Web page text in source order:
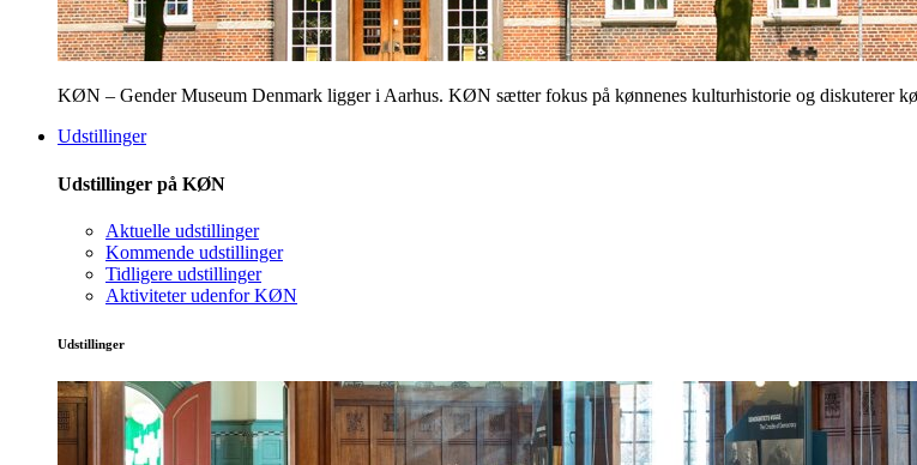
KØN – Gender Museum Denmark ligger i Aarhus. KØN sætter fokus på kønnenes kulturhistorie og diskuterer
Udstillinger
Udstillinger på KØN
Aktuelle udstillinger
Kommende udstillinger
Tidligere udstillinger
Aktiviteter udenfor KØN
Udstillinger